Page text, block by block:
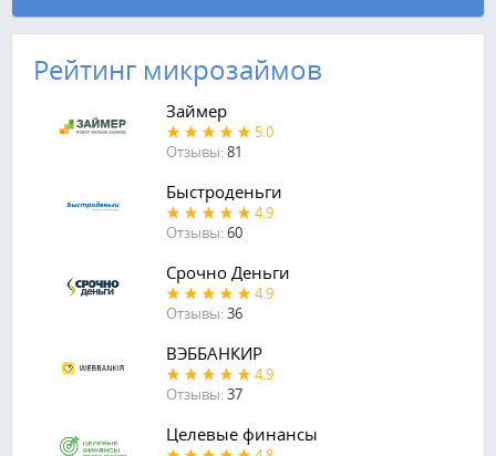
Рейтинг микрозаймов
Займер
5.0
Отзывы:81
Быстроденьги
4.9
Отзывы:60
Срочно Деньги
4.9
Отзывы:36
ВЭББАНКИР
4.9
Отзывы:37
Целевые финансы